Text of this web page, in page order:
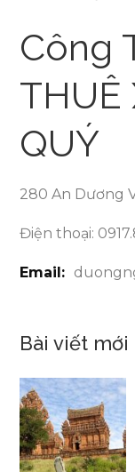
Công
THUÊ
QUÝ
280 An Dương
Điện thoại:
Email:
Bài viết mới